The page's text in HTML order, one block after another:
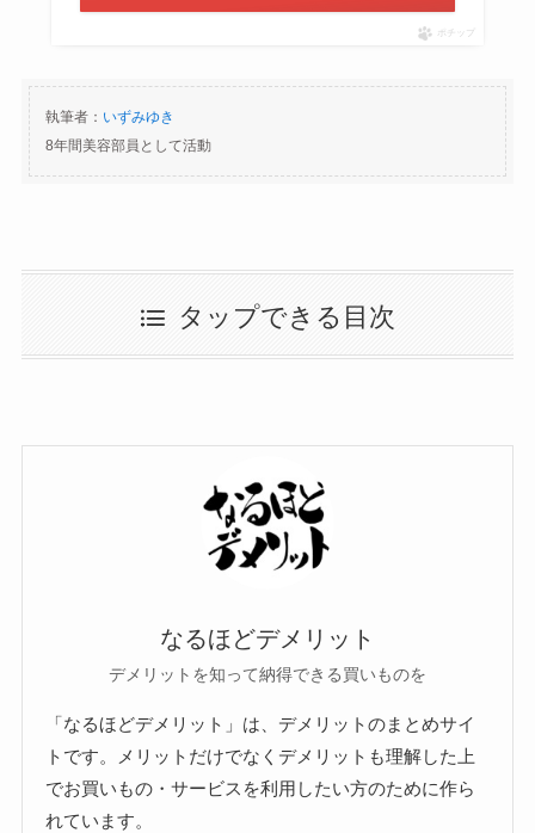
ポチップ
執筆者： いずみゆき
8年間美容部員として活動
タップできる目次
なるほどデメリット
デメリットを知って納得できる買いものを
「なるほどデメリット」は、デメリットのまとめサイ
トです。メリットだけでなくデメリットも理解した上
でお買いもの・サービスを利用したい方のために作ら
れています。